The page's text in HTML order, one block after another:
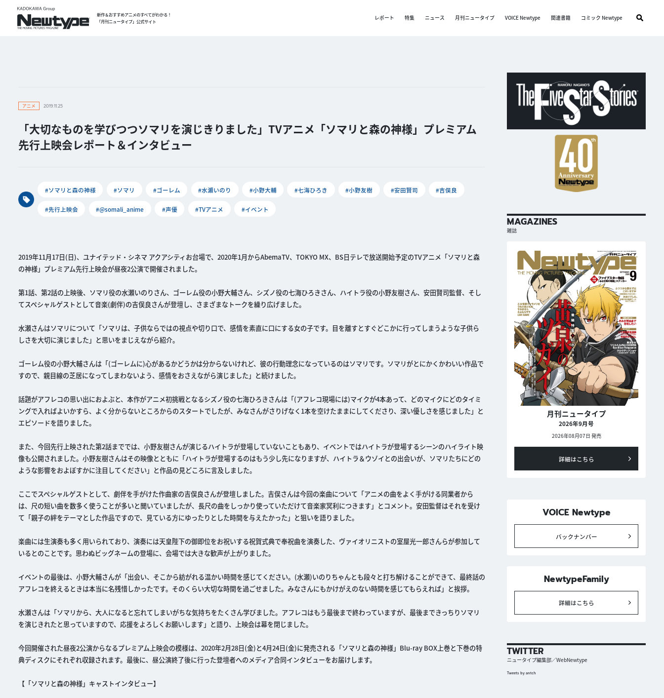
新作＆おすすめアニメのすべてがわかる！
「月刊ニュータイプ」公式サイト
レポート 特集 ニュース 月刊ニュータイプ VOICE Newtype 関連書籍 コミック Newtype
アニメ 2019.11.25
「大切なものを学びつつソマリを演じきりました」TVアニメ「ソマリと森の神様」プレミアム
先行上映会レポート＆インタビュー
#ソマリと森の神様 #ソマリ #ゴーレム #水瀬いのり #小野大輔 #七海ひろき #小野友樹 #安田賢司 #吉俣良
#先行上映会 #@somali_anime #声優 #TVアニメ #イベント
2019年11月17日(日)、ユナイテッド・シネマ アクアシティお台場で、2020年1月からAbemaTV、TOKYO MX、BS日テレで放送開始予定のTVアニメ「ソマリと森
の神様」プレミアム先行上映会が昼夜2公演で開催されました。
第1話、第2話の上映後、ソマリ役の水瀬いのりさん、ゴーレム役の小野大輔さん、シズノ役の七海ひろきさん、ハイトラ役の小野友樹さん、安田賢司監督、そし
てスペシャルゲストとして音楽(劇伴)の吉俣良さんが登壇し、さまざまなトークを繰り広げました。
水瀬さんはソマリについて「ソマリは、子供ならではの視点や切り口で、感情を素直に口にする女の子です。目を離すとすぐどこかに行ってしまうような子供ら
しさを大切に演じました」と思いをまじえながら紹介。
ゴーレム役の小野大輔さんは「(ゴーレムに)心があるかどうかは分からないけれど、彼の行動理念になっているのはソマリです。ソマリがとにかくかわいい作品で
すので、親目線の芝居になってしまわないよう、感情をおさえながら演じました」と続けました。
話題がアフレコの思い出におよぶと、本作がアニメ初挑戦となるシズノ役の七海ひろきさんは「(アフレコ現場には)マイクが4本あって、どのマイクにどのタイミ
ングで入ればよいかすら、よく分からないところからのスタートでしたが、みなさんがさりげなく1本を空けたままにしてくださり、深い優しさを感じました」と
エピソードを語りました。
また、今回先行上映された第2話まででは、小野友樹さんが演じるハイトラが登場していないこともあり、イベントではハイトラが登場するシーンのハイライト映
像も公開されました。小野友樹さんはその映像とともに「ハイトラが登場するのはもう少し先になりますが、ハイトラ＆ウゾイとの出会いが、ソマリたちにどの
ような影響をおよぼすかに注目してください」と作品の見どころに言及しました。
ここでスペシャルゲストとして、劇伴を手がけた作曲家の吉俣良さんが登壇しました。吉俣さんは今回の楽曲について「アニメの曲をよく手がける同業者から
は、尺の短い曲を数多く使うことが多いと聞いていましたが、長尺の曲をしっかり使っていただけて音楽家冥利につきます」とコメント。安田監督はそれを受け
て「親子の絆をテーマとした作品ですので、見ている方にゆったりとした時間を与えたかった」と狙いを語りました。
楽曲には生演奏も多く用いられており、演奏には天皇陛下の御即位をお祝いする祝賀式典で奉祝曲を演奏した、ヴァイオリニストの室屋光一郎さんらが参加して
いるとのことです。思わぬビッグネームの登場に、会場では大きな歓声が上がりました。
イベントの最後は、小野大輔さんが「出会い、そこから紡がれる温かい時間を感じてください。(水瀬)いのりちゃんとも段々と打ち解けることができて、最終話の
アフレコを終えるときは本当に名残惜しかったです。そのくらい大切な時間を過ごせました。みなさんにもかけがえのない時間を感じてもらえれば」と挨拶。
水瀬さんは「ソマリから、大人になると忘れてしまいがちな気持ちをたくさん学びました。アフレコはもう最後まで終わっていますが、最後まできっちりソマリ
を演じきれたと思っていますので、応援をよろしくお願いします」と語り、上映会は幕を閉じました。
今回開催された昼夜2公演からなるプレミアム上映会の模様は、2020年2月28日(金)と4月24日(金)に発売される「ソマリと森の神様」Blu-ray BOX上巻と下巻の特
典ディスクにそれぞれ収録されます。最後に、昼公演終了後に行った登壇者へのメディア合同インタビューをお届けします。
【「ソマリと森の神様」キャストインタビュー】
MAGAZINES
雑誌
月刊ニュータイプ
2026年9月号
2026年08月07日 発売
詳細はこちら
VOICE Newtype
バックナンバー
NewtypeFamily
詳細はこちら
TWITTER
ニュータイプ編集部／WebNewtype
Tweets by antch